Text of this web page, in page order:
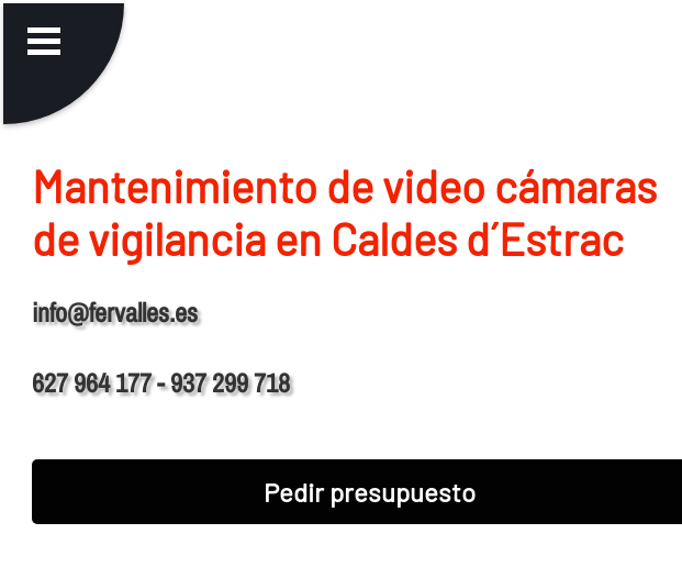
Mantenimiento de video cámaras
de vigilancia en Caldes d´Estrac
info@fervalles.es
627 964 177 - 937 299 718
Pedir presupuesto